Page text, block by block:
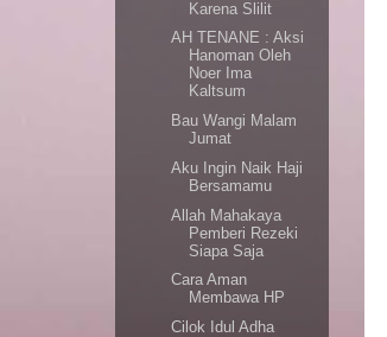
Karena Slilit
AH TENANE : Aksi
Hanoman Oleh
Noer Ima
Kaltsum
Bau Wangi Malam
Jumat
Aku Ingin Naik Haji
Bersamamu
Allah Mahakaya
Pemberi Rezeki
Siapa Saja
Cara Aman
Membawa HP
Cilok Idul Adha